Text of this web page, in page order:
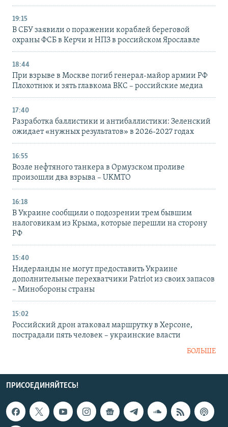
19:15
В СБУ заявили о поражении кораблей береговой
охраны ФСБ в Керчи и НПЗ в российском Ярославле
18:44
При взрыве в Москве погиб генерал-майор армии РФ
Плохотнюк и зять главкома ВКС – российские медиа
17:40
Разработка баллистики и антибаллистики: Зеленский
ожидает «нужных результатов» в 2026-2027 годах
16:55
Возле нефтяного танкера в Ормузском проливе
произошли два взрыва – UKMTO
16:18
В Украине сообщили о подозрении трем бывшим
налоговикам из Крыма, которые перешли на сторону
РФ
15:40
Нидерланды не могут предоставить Украине
дополнительные перехватчики Patriot из своих запасов
– Минобороны страны
15:02
Российский дрон атаковал маршрутку в Херсоне,
пострадали пять человек – украинские власти
БОЛЬШЕ
ПРИСОЕДИНЯЙТЕСЬ!